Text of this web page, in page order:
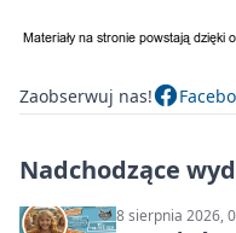
Zaobserwuj nas!
Nadchodzące
8 sierpnia 2026,